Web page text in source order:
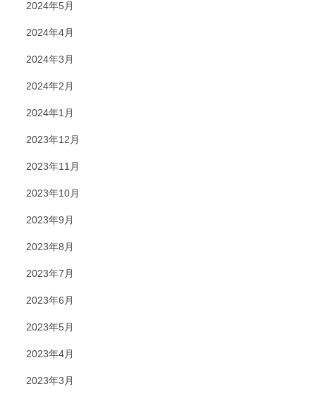
2024年5月
2024年4月
2024年3月
2024年2月
2024年1月
2023年12月
2023年11月
2023年10月
2023年9月
2023年8月
2023年7月
2023年6月
2023年5月
2023年4月
2023年3月